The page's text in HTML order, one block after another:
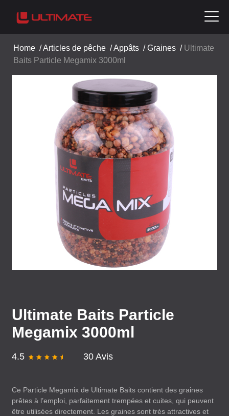
Home /Articles de pêche /Appâts /Graines / Ultimate
Baits Particle Megamix 3000ml
Ultimate Baits Particle
Megamix 3000ml
4.5 30 Avis
Ce Particle Megamix de Ultimate Baits contient des graines
prêtes à l’emploi, parfaitement trempées et cuites, qui peuvent
être utilisées directement. Les graines sont très attractives et